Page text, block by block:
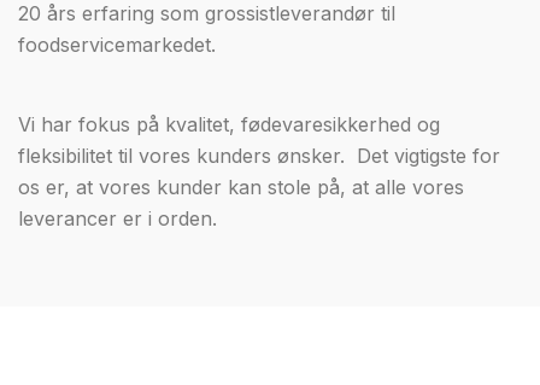
20 års erfaring som grossistleverandør til
foodservicemarkedet.
Vi har fokus på kvalitet, fødevaresikkerhed og
fleksibilitet til vores kunders ønsker. Det vigtigste for
os er, at vores kunder kan stole på, at alle vores
leverancer er i orden.